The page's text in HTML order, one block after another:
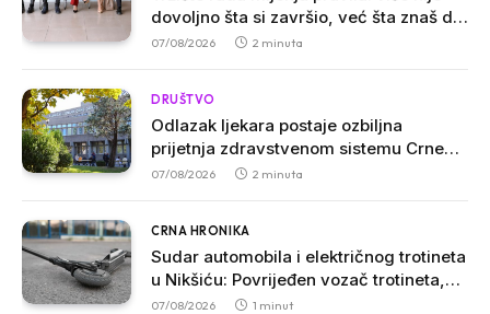
dovoljno šta si završio, već šta znaš da
uradiš
07/08/2026 2 minuta
DRUŠTVO
Odlazak ljekara postaje ozbiljna
prijetnja zdravstvenom sistemu Crne
Gore
07/08/2026 2 minuta
CRNA HRONIKA
Sudar automobila i električnog trotineta
u Nikšiću: Povrijeđen vozač trotineta,
prebačen u bolnicu
07/08/2026 1 minut